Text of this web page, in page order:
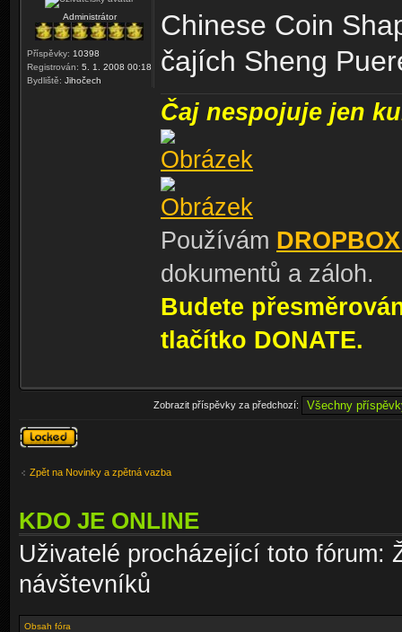
Administrátor
Příspěvky: 10398
Registrován: 5. 1. 2008 00:18
Bydliště: Jihočech
Chinese Coin
čajích Sheng
Čaj nespojuje jen
Používám
dokumentů a záloh.
Budete
tlačítko DONATE.
Zobrazit příspěvky za předchozí:
Téma
uzamknuto
Zpět na Novinky a zpětná vazba
KDO JE ONLINE
Uživatelé procházející toto fórum:
návštevníků
Obsah fóra